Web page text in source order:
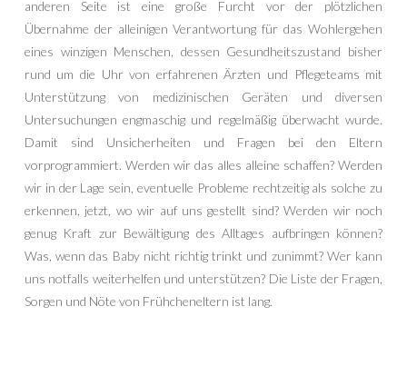
anderen Seite ist eine große Furcht vor der plötzlichen
Übernahme der alleinigen Verantwortung für das Wohlergehen
eines winzigen Menschen, dessen Gesundheitszustand bisher
rund um die Uhr von erfahrenen Ärzten und Pflegeteams mit
Unterstützung von medizinischen Geräten und diversen
Untersuchungen engmaschig und regelmäßig überwacht wurde.
Damit sind Unsicherheiten und Fragen bei den Eltern
vorprogrammiert. Werden wir das alles alleine schaffen? Werden
wir in der Lage sein, eventuelle Probleme rechtzeitig als solche zu
erkennen, jetzt, wo wir auf uns gestellt sind? Werden wir noch
genug Kraft zur Bewältigung des Alltages aufbringen können?
Was, wenn das Baby nicht richtig trinkt und zunimmt? Wer kann
uns notfalls weiterhelfen und unterstützen? Die Liste der Fragen,
Sorgen und Nöte von Frühcheneltern ist lang.